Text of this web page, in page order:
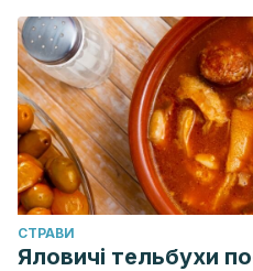
CТРАВИ
Яловичі тельбухи